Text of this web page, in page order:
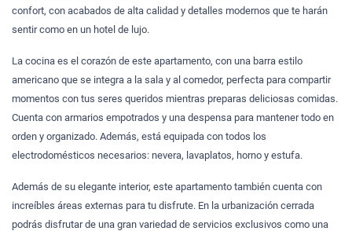
confort, con acabados de alta calidad y detalles modernos que te harán
sentir como en un hotel de lujo.
La cocina es el corazón de este apartamento, con una barra estilo
americano que se integra a la sala y al comedor, perfecta para compartir
momentos con tus seres queridos mientras preparas deliciosas comidas.
Cuenta con armarios empotrados y una despensa para mantener todo en
orden y organizado. Además, está equipada con todos los
electrodomésticos necesarios: nevera, lavaplatos, horno y estufa.
Además de su elegante interior, este apartamento también cuenta con
increíbles áreas externas para tu disfrute. En la urbanización cerrada
podrás disfrutar de una gran variedad de servicios exclusivos como una